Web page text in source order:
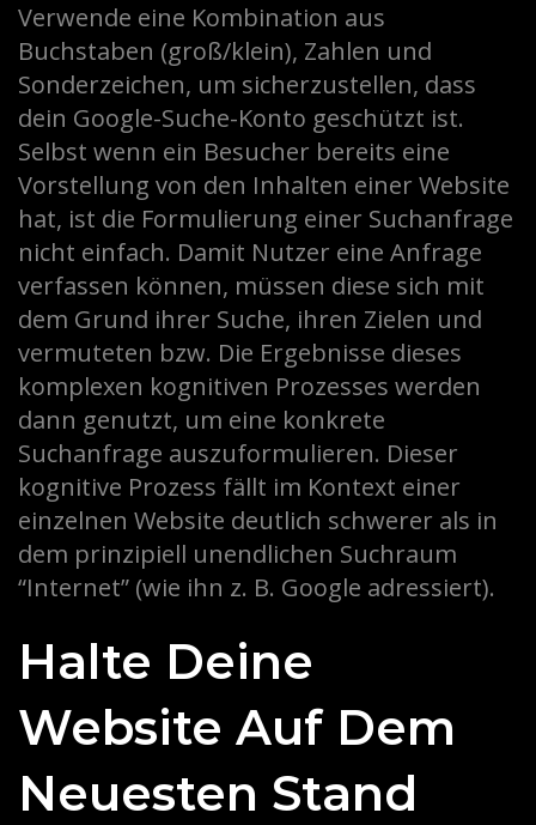
Verwende eine Kombination aus
Buchstaben (groß/klein), Zahlen und
Sonderzeichen, um sicherzustellen, dass
dein Google-Suche-Konto geschützt ist.
Selbst wenn ein Besucher bereits eine
Vorstellung von den Inhalten einer Website
hat, ist die Formulierung einer Suchanfrage
nicht einfach. Damit Nutzer eine Anfrage
verfassen können, müssen diese sich mit
dem Grund ihrer Suche, ihren Zielen und
vermuteten bzw. Die Ergebnisse dieses
komplexen kognitiven Prozesses werden
dann genutzt, um eine konkrete
Suchanfrage auszuformulieren. Dieser
kognitive Prozess fällt im Kontext einer
einzelnen Website deutlich schwerer als in
dem prinzipiell unendlichen Suchraum
“Internet” (wie ihn z. B. Google adressiert).
Halte Deine
Website Auf Dem
Neuesten Stand